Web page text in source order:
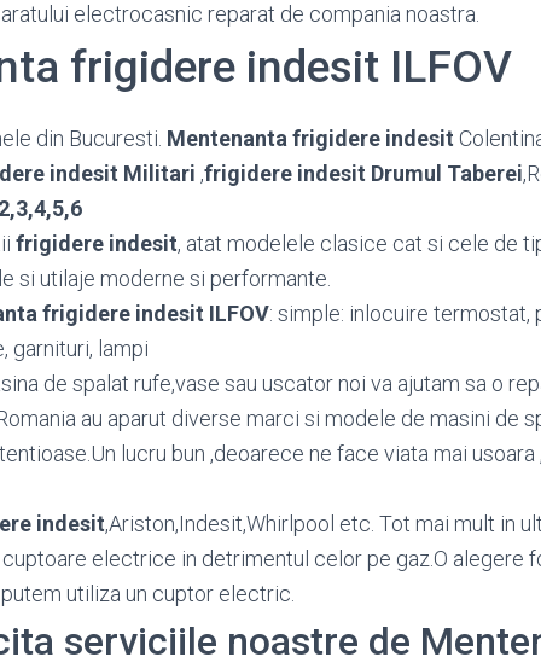
electrocasnic reparat de compania noastra.
frigidere indesit ILFOV
din Bucuresti. Mentenanta frigidere indesit
indesit Militari ,frigidere indesit Drumul Taberei
frigidere indesit, atat modelele clasice cat si cele de
si utilaje moderne si performante.
frigidere indesit ILFOV: simple: inlocuire termostat,
garnituri, lampi
de spalat rufe,vase sau uscator noi va ajutam sa o
au aparut diverse marci si modele de masini de
lucru bun ,deoarece ne face viata mai usoara
indesit,Ariston,Indesit,Whirlpool etc. Tot mai mult in
electrice in detrimentul celor pe gaz.O alegere
utiliza un cuptor electric.
serviciile noastre de